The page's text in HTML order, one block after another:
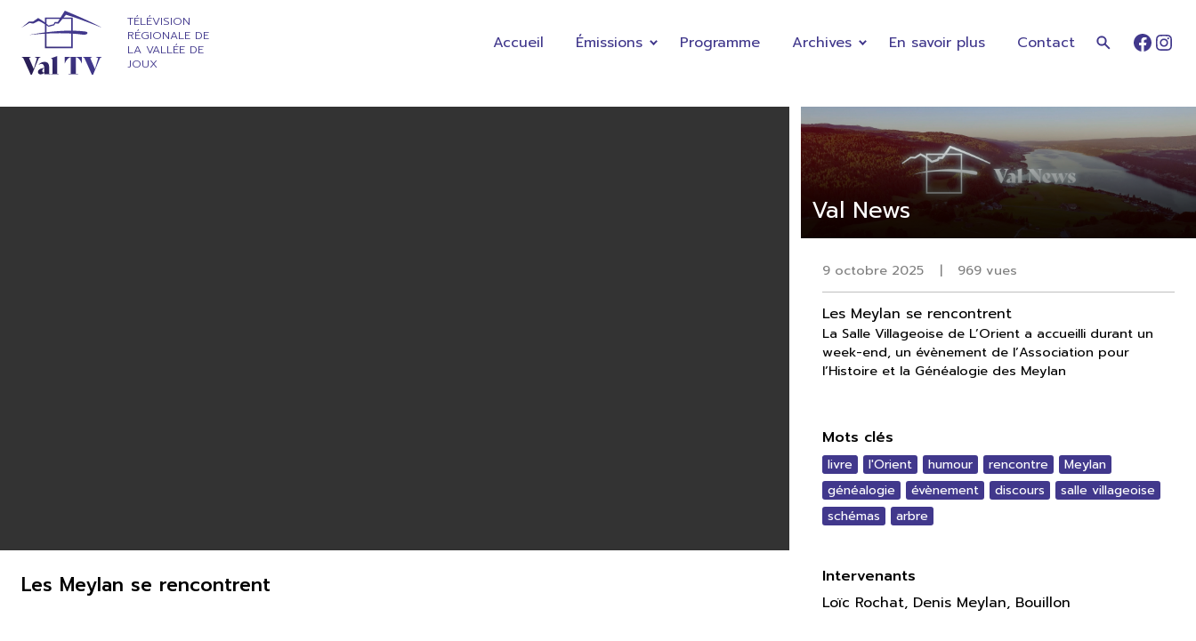
TÉLÉVISION
RÉGIONALE DE
LA VALLÉE DE
JOUX
Accueil Émissions Programme Archives En savoir plus Contact
Val News
9 octobre 2025 | 969 vues
Les Meylan se rencontrent
La Salle Villageoise de L’Orient a accueilli durant un
week-end, un évènement de l’Association pour
l’Histoire et la Généalogie des Meylan
Mots clés
livre l'Orient humour rencontre
Meylan
généalogie
évènement discours
salle villageoise
schémas
arbre
Intervenants
Loïc Rochat, Denis Meylan, Bouillon
Les Meylan se rencontrent